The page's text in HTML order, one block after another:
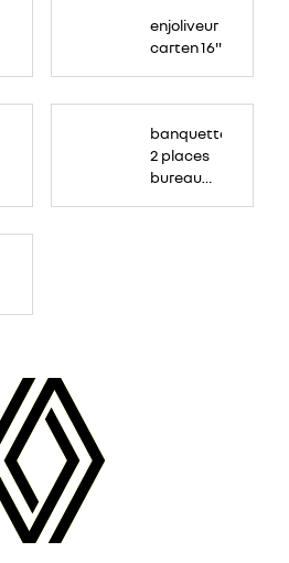
enjoliveur
carten 16"
banquette
2 places
bureau